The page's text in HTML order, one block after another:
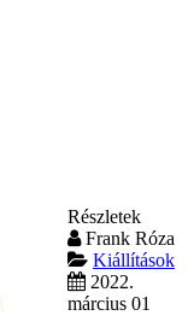
Részletek
Frank Róza
Kiállítások
2022.
március 01